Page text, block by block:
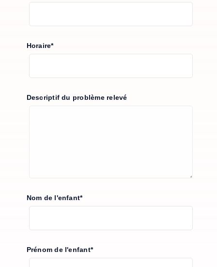
Horaire*
Descriptif du problème relevé
Nom de l'enfant*
Prénom de l'enfant*